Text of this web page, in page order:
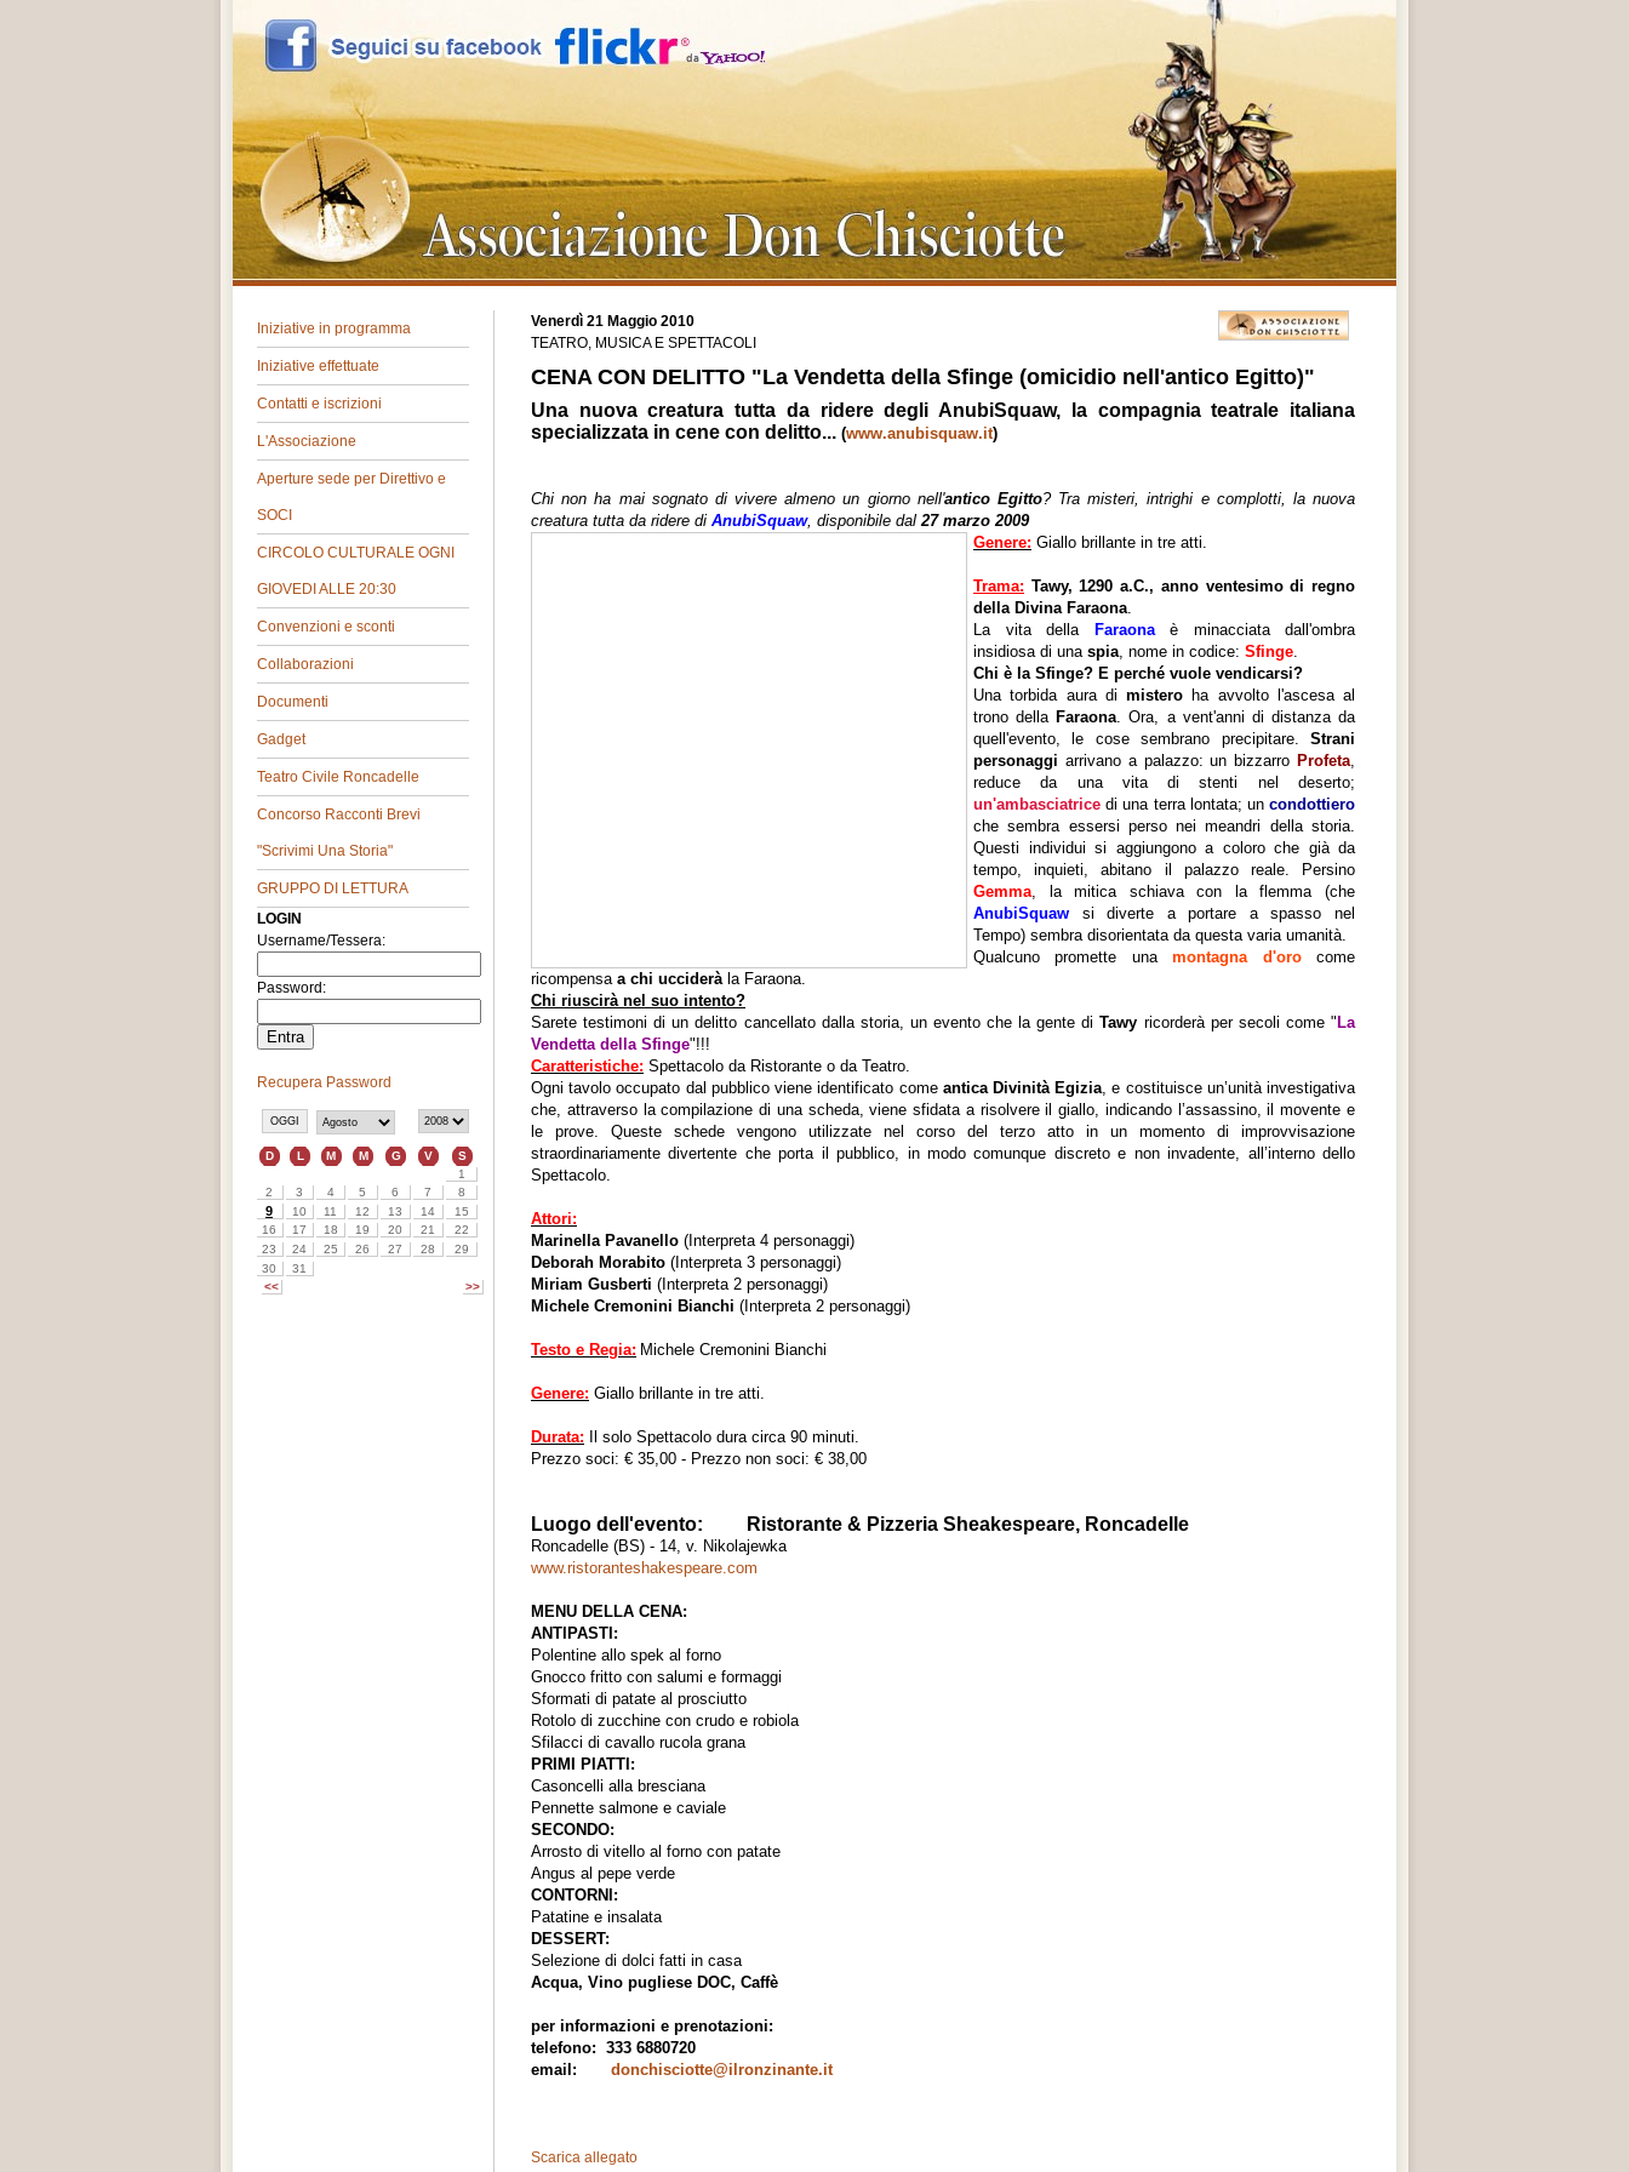
Iniziative in programma
Iniziative effettuate
Contatti e iscrizioni
L'Associazione
Aperture sede per Direttivo e
SOCI
CIRCOLO CULTURALE OGNI
GIOVEDI ALLE 20:30
Convenzioni e sconti
Collaborazioni
Documenti
Gadget
Teatro Civile Roncadelle
Concorso Racconti Brevi
"Scrivimi Una Storia"
GRUPPO DI LETTURA
LOGIN
Username/Tessera:
Password:
Recupera Password
Venerdì 21 Maggio 2010
TEATRO, MUSICA E SPETTACOLI
CENA CON DELITTO "La Vendetta della Sfinge (omicidio nell'antico Egitto)"
Una nuova creatura tutta da ridere degli AnubiSquaw, la compagnia teatrale italiana
specializzata in cene con delitto... (www.anubisquaw.it)
Chi non ha mai sognato di vivere almeno un giorno nell'antico Egitto? Tra misteri, intrighi e complotti, la nuova
creatura tutta da ridere di AnubiSquaw, disponibile dal27 marzo 2009
Genere: Giallo brillante in tre atti.
Trama: Tawy, 1290 a.C., anno ventesimo di regno
della Divina Faraona.
La vita della
Faraonaè minacciata dall'ombra
insidiosa di una spia, nome in codice: Sfinge.
Chi è la Sfinge? E perché vuole vendicarsi?
Una torbida aura di mistero ha avvolto l'ascesa al
trono della Faraona. Ora, a vent'anni di distanza da
quell'evento, le cose sembrano precipitare. Strani
personaggi arrivano a palazzo: un bizzarro Profeta,
reduce da una vita di stenti nel deserto;
un'ambasciatrice di una terra lontata; un condottiero
che sembra essersi perso nei meandri della storia.
Questi individui si aggiungono a coloro che già da
tempo, inquieti, abitano il palazzo reale. Persino
Gemma, la mitica schiava con la flemma (che
AnubiSquaw si diverte a portare a spasso nel
Tempo) sembra disorientata da questa varia umanità.
Qualcuno promette unamontagna d'orocome
ricompensa a chi uccideràla Faraona.
Chi riuscirà nel suo intento?
Sarete testimoni di un delitto cancellato dalla storia, un evento che la gente diTawy ricorderà per secoli come " La
Vendetta della Sfinge"!!!
Caratteristiche: Spettacolo da Ristorante o da Teatro.
Ogni tavolo occupato dal pubblico viene identificato come antica Divinità Egizia, e costituisce un’unità investigativa
che, attraverso la compilazione di una scheda, viene sfidata a risolvere il giallo, indicando l’assassino, il movente e
le prove. Queste schede vengono utilizzate nel corso del terzo atto in un momento di improvvisazione
straordinariamente divertente che porta il pubblico, in modo comunque discreto e non invadente, all’interno dello
Spettacolo.
Attori:
Marinella Pavanello (Interpreta 4 personaggi)
Deborah Morabito (Interpreta 3 personaggi)
Miriam Gusberti (Interpreta 2 personaggi)
Michele Cremonini Bianchi (Interpreta 2 personaggi)
Testo e Regia: Michele Cremonini Bianchi
Genere: Giallo brillante in tre atti.
Durata: Il solo Spettacolo dura circa 90 minuti.
Prezzo soci: € 35,00 - Prezzo non soci: € 38,00
Luogo dell'evento: Ristorante & Pizzeria Sheakespeare, Roncadelle
Roncadelle (BS) - 14, v. Nikolajewka
www.ristoranteshakespeare.com
MENU DELLA CENA:
ANTIPASTI:
Polentine allo spek al forno
Gnocco fritto con salumi e formaggi
Sformati di patate al prosciutto
Rotolo di zucchine con crudo e robiola
Sfilacci di cavallo rucola grana
PRIMI PIATTI:
Casoncelli alla bresciana
Pennette salmone e caviale
SECONDO:
Arrosto di vitello al forno con patate
Angus al pepe verde
CONTORNI:
Patatine e insalata
DESSERT:
Selezione di dolci fatti in casa
Acqua, Vino pugliese DOC, Caffè
per informazioni e prenotazioni:
telefono: 333 6880720
email: donchisciotte@ilronzinante.it
Scarica allegato